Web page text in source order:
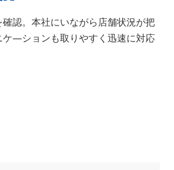
認。本社にいながら店舗状況が把
―ションも取りやすく迅速に対応